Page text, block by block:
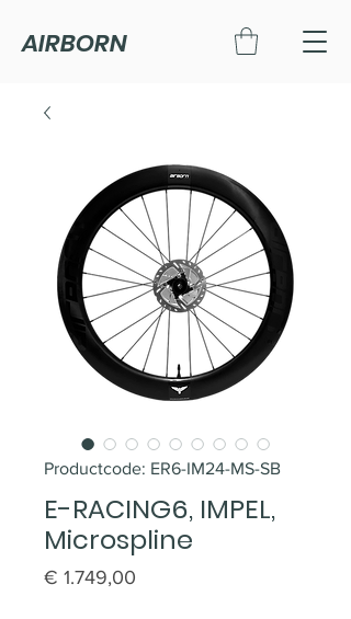
AIRBORN
Productcode: ER6-IM24-MS-SB
E-RACING6, IMPEL,
Microspline
€ 1.749,00